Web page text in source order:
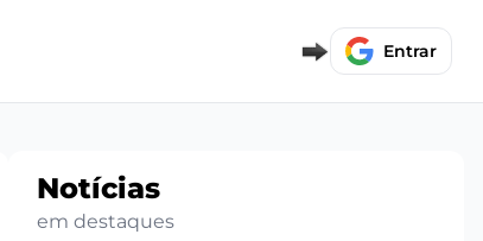
Entrar
Notícias
em destaques